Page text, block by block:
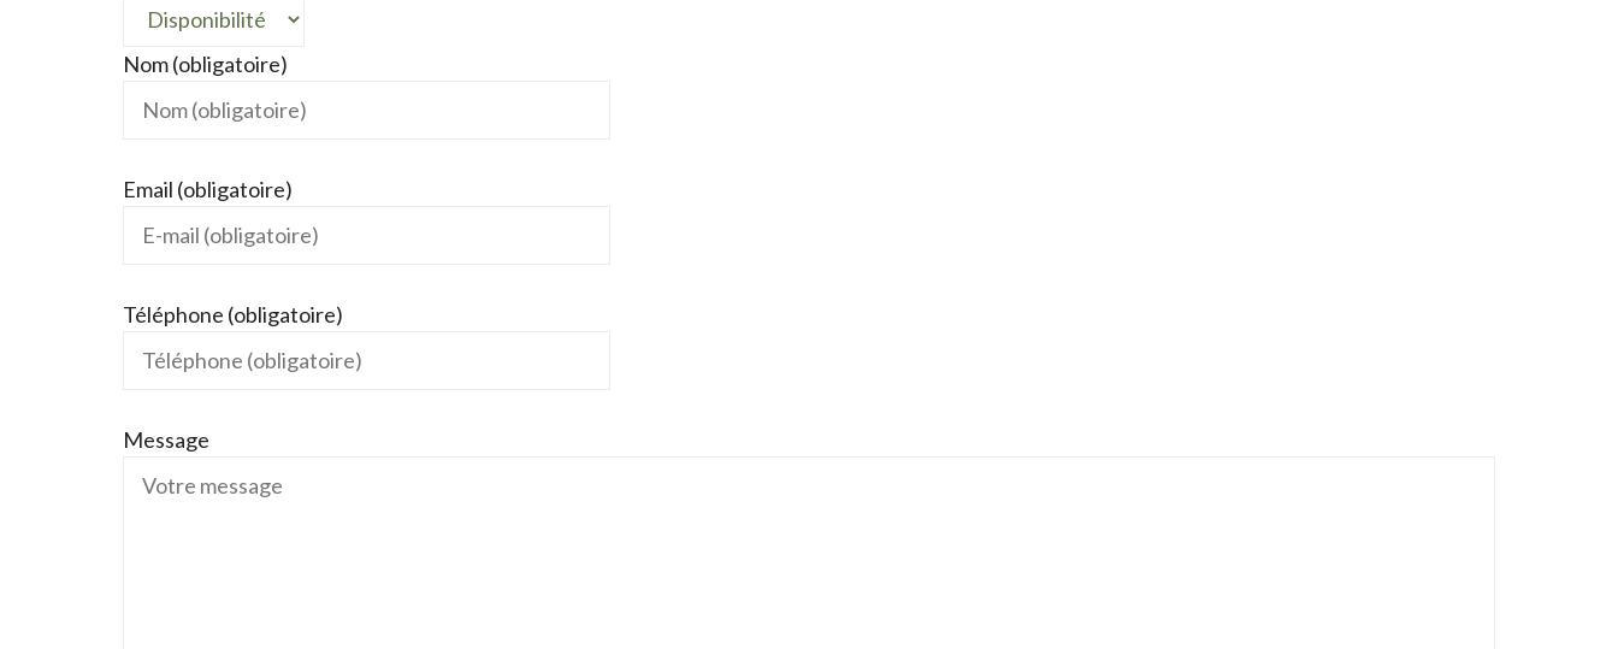
Nom (obligatoire)
Email (obligatoire)
Téléphone (obligatoire)
Message